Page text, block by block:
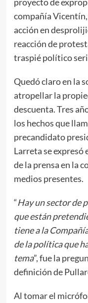
compañía Vicentín,
acción en
reacción de
traspié político
Quedó claro en la
atropellar la
descuenta. Tres
los hechos que
precandidato
Larreta se expresó
de la prensa en la
medios presentes.
“Hay un sector de
que están
tiene a la
de la política que
tema”, fue la
definición de
Al tomar el